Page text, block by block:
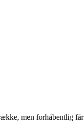
men forhåbentlig